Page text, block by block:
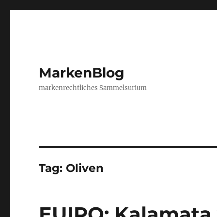
MarkenBlog
markenrechtliches Sammelsurium
Tag: Oliven